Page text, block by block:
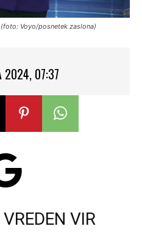
Voyo/posnetek zaslona)
2024, 07:37
VIR